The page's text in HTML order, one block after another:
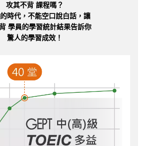
攻其不背 課程嗎？
時代，不能空口說白話，讓
學員的學習統計結果告訴你
驚人的學習成效！